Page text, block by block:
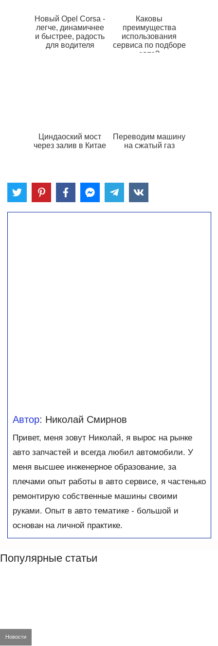
Новый Opel Corsa -
легче, динамичнее
и быстрее, радость
для водителя
Каковы
преимущества
использования
сервиса по подборе
авто?
Циндаоский мост
через залив в Китае
Переводим машину
на сжатый газ
Автор: Николай Смирнов
Привет, меня зовут Николай, я вырос на рынке
авто запчастей и всегда любил автомобили. У
меня высшее инженерное образование, за
плечами опыт работы в авто сервисе, я частенько
ремонтирую собственные машины своими
руками. Опыт в авто тематике - большой и
основан на личной практике.
Популярные статьи
Новости